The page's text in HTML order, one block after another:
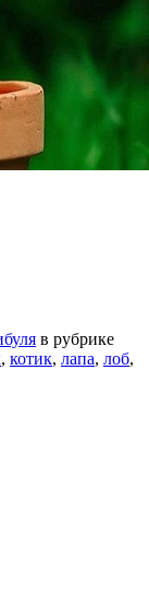
в рубрике
, котик, лапа, лоб,